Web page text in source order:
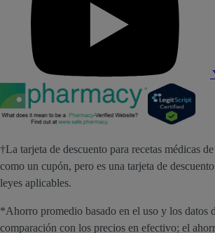
†La tarjeta de descuento para recetas médicas
como un cupón, pero es una tarjeta de
leyes aplicables.
*Ahorro promedio basado en el uso y los datos
comparación con los precios en efectivo; el